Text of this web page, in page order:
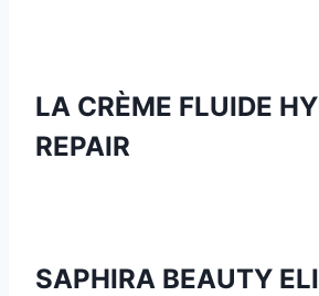
LA CRÈME FLUIDE
REPAIR
SAPHIRA BEAUTY